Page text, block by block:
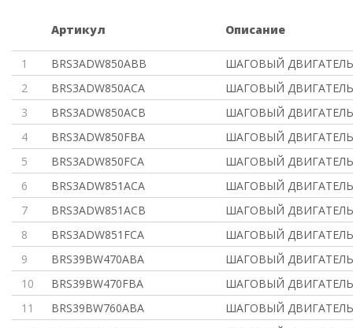
Артикул Описание
1 BRS3ADW850ABB
ШАГОВЫЙ ДВИГАТЕЛЬ
2
BRS3ADW850ACA
ШАГОВЫЙ ДВИГАТЕЛЬ
3
BRS3ADW850ACB
ШАГОВЫЙ ДВИГАТЕЛЬ
4
BRS3ADW850FBA
ШАГОВЫЙ ДВИГАТЕЛЬ
5
BRS3ADW850FCA
ШАГОВЫЙ ДВИГАТЕЛЬ
6
BRS3ADW851ACA
ШАГОВЫЙ ДВИГАТЕЛЬ
7
BRS3ADW851ACB
ШАГОВЫЙ ДВИГАТЕЛЬ
8
BRS3ADW851FCA
ШАГОВЫЙ ДВИГАТЕЛЬ
9
BRS39BW470ABA
ШАГОВЫЙ ДВИГАТЕЛЬ
10
BRS39BW470FBA
ШАГОВЫЙ ДВИГАТЕЛЬ
11
BRS39BW760ABA
ШАГОВЫЙ ДВИГАТЕЛЬ